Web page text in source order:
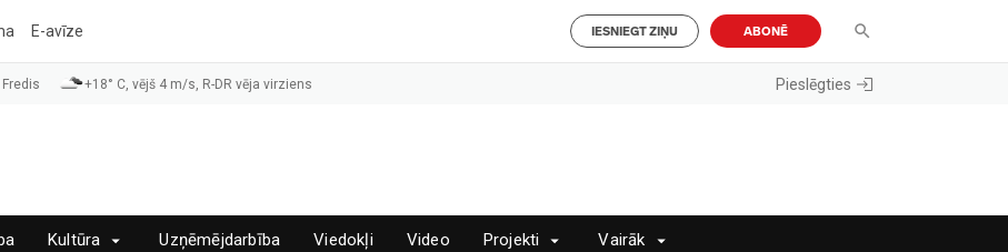
E-avīze IESNIEGT ZIŅU ABONĒ
+18° C, vējš 4 m/s, R-DR vēja virziens Pieslēgties
Kultūra Uzņēmējdarbība Viedokļi Video Projekti Vairāk